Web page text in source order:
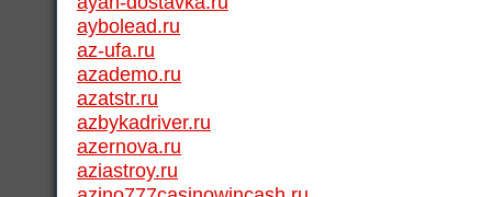
aybolead.ru
az-ufa.ru
azademo.ru
azatstr.ru
azbykadriver.ru
azernova.ru
aziastroy.ru